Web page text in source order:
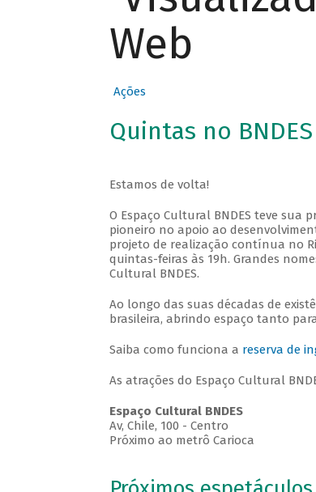
Web
Ações
Quintas no BNDES
Estamos de volta!
O Espaço Cultural BNDES teve sua
pioneiro no apoio ao
projeto de realização contínua no
quintas-feiras às 19h. Grandes
Cultural BNDES.
Ao longo das suas décadas de
brasileira, abrindo espaço tanto
Saiba como funciona a reserva de
As atrações do Espaço Cultural
Espaço Cultural BNDES
Av, Chile, 100 - Centro
Próximo ao metrô Carioca